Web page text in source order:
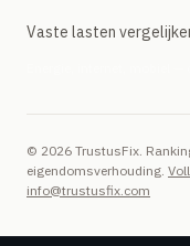
Vaste lasten
© 2026 TrustusFix.
eigendomsverhouding.
info@trustusfix.com